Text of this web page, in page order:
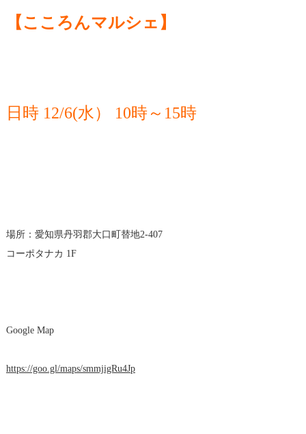
【こころんマルシェ】
日時 12/6(水） 10時～15時
場所：愛知県丹羽郡大口町替地2-407
コーポタナカ 1F
Google Map
https://goo.gl/maps/smmjigRu4Jp